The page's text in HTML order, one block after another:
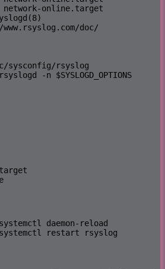
online.target
doc/
sysconfig/rsyslog
-n $SYSLOGD_OPTIONS
daemon-reload
restart rsyslog